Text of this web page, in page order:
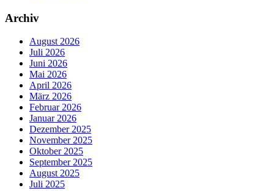
Archiv
August 2026
Juli 2026
Juni 2026
Mai 2026
April 2026
März 2026
Februar 2026
Januar 2026
Dezember 2025
November 2025
Oktober 2025
September 2025
August 2025
Juli 2025